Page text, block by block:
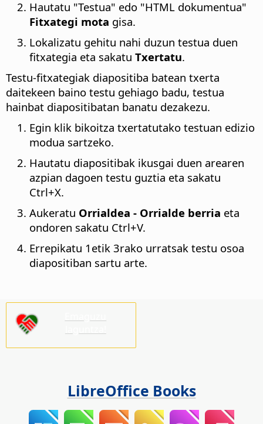
Hautatu "Testua" edo "HTML dokumentua"
Fitxategi mota gisa.
Lokalizatu gehitu nahi duzun testua duen
fitxategia eta sakatu Txertatu.
Testu-fitxategiak diapositiba batean txerta
daitekeen baino testu gehiago badu, testua
hainbat diapositibatan banatu dezakezu.
Egin klik bikoitza txertatutako testuan edizio
modua sartzeko.
Hautatu diapositibak ikusgai duen arearen
azpian dagoen testu guztia eta sakatu
Ctrl+X.
Aukeratu Orrialdea - Orrialde berria eta
ondoren sakatu Ctrl+V.
Errepikatu 1etik 3rako urratsak testu osoa
diapositiban sartu arte.
LibreOffice Books